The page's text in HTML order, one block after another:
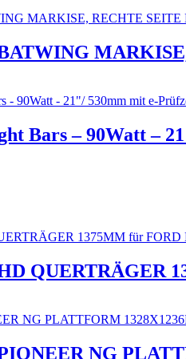
Bars – 90Watt –
QUERTRÄGER
NG